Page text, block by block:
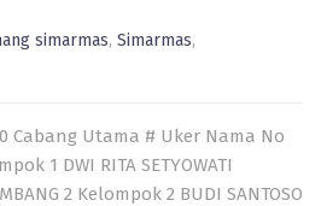
simarmas, Simarmas,
Cabang Utama # Uker Nama No
1 DWI RITA SETYOWATI
2 Kelompok 2 BUDI SANTOSO